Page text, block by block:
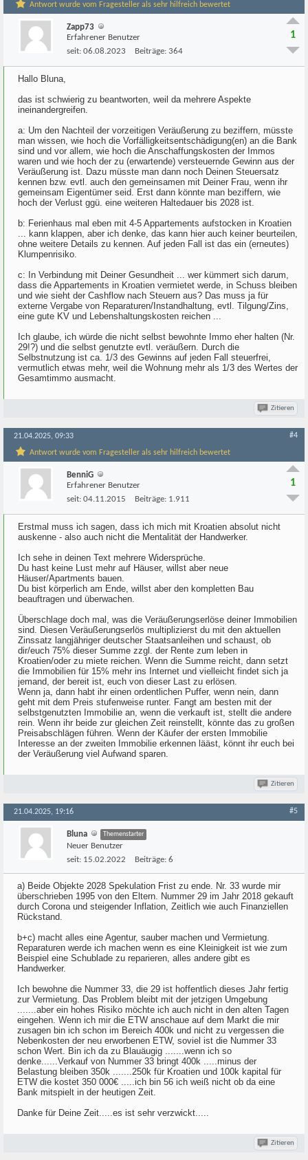
Antwort wurde vom Fragesteller als sehr hilfreich bewertet
Zapp73
Erfahrener Benutzer
seit: 06.08.2023 Beiträge: 364
1
Hallo Bluna,
das ist schwierig zu beantworten, weil da mehrere Aspekte
ineinandergreifen.
a: Um den Nachteil der vorzeitigen Veräußerung zu beziffern, müsste
man wissen, wie hoch die Vorfälligkeitsentschädigung(en) an die Bank
sind und vor allem, wie hoch die Anschaffungskosten der Immos
waren und wie hoch der zu (erwartende) versteuernde Gewinn aus der
Veräußerung ist. Dazu müsste man dann noch Deinen Steuersatz
kennen bzw. evtl. auch den gemeinsamen mit Deiner Frau, wenn ihr
gemeinsam Eigentümer seid. Erst dann könnte man beziffern, wie
hoch der Verlust ggü. eine weiteren Haltedauer bis 2028 ist.
b: Ferienhaus mal eben mit 4-5 Appartements aufstocken in Kroatien
... kann klappen, aber ich denke, das kann hier auch keiner beurteilen,
ohne weitere Details zu kennen. Auf jeden Fall ist das ein (erneutes)
Klumpenrisiko.
c: In Verbindung mit Deiner Gesundheit ... wer kümmert sich darum,
dass die Appartements in Kroatien vermietet werde, in Schuss bleiben
und wie sieht der Cashflow nach Steuern aus? Das muss ja für
externe Vergabe von Reparaturen/Instandhaltung, evtl. Tilgung/Zins,
eine gute KV und Lebenshaltungskosten reichen ...
Ich glaube, ich würde die nicht selbst bewohnte Immo eher halten (Nr.
29!?) und die selbst genutzte evtl. veräußern. Durch die
Selbstnutzung ist ca. 1/3 des Gewinns auf jeden Fall steuerfrei,
vermutlich etwas mehr, weil die Wohnung mehr als 1/3 des Wertes der
Gesamtimmo ausmacht.
Zitieren
21.04.2025, 09:33
Antwort wurde vom Fragesteller als sehr hilfreich bewertet
#4
BenniG
Erfahrener Benutzer
seit: 04.11.2015 Beiträge: 1.911
1
Erstmal muss ich sagen, dass ich mich mit Kroatien absolut nicht
auskenne - also auch nicht die Mentalität der Handwerker.
Ich sehe in deinen Text mehrere Widersprüche.
Du hast keine Lust mehr auf Häuser, willst aber neue
Häuser/Apartments bauen.
Du bist körperlich am Ende, willst aber den kompletten Bau
beauftragen und überwachen.
Überschlage doch mal, was die Veräußerungserlöse deiner Immobilien
sind. Diesen Veräußerungserlös multiplizierst du mit den aktuellen
Zinssatz langjähriger deutscher Staatsanleihen und schaust, ob
dir/euch 75% dieser Summe zzgl. der Rente zum leben in
Kroatien/oder zu miete reichen. Wenn die Summe reicht, dann setzt
die Immobilien für 15% mehr ins Internet und vielleicht findet sich ja
jemand, der bereit ist, euch von dieser Last zu erlösen.
Wenn ja, dann habt ihr einen ordentlichen Puffer, wenn nein, dann
geht mit dem Preis stufenweise runter. Fangt am besten mit der
selbstgenutzten Immobilie an, wenn die verkauft ist, stellt die andere
rein. Wenn ihr beide zur gleichen Zeit reinstellt, könnte das zu großen
Preisabschlägen führen. Wenn der Käufer der ersten Immobilie
Interesse an der zweiten Immobilie erkennen lääst, könnt ihr euch bei
der Veräußerung viel Aufwand sparen.
Zitieren
21.04.2025, 19:16 #5
Bluna Themenstarter
Neuer Benutzer
seit: 15.02.2022 Beiträge: 6
a) Beide Objekte 2028 Spekulation Frist zu ende. Nr. 33 wurde mir
überschrieben 1995 von den Eltern. Nummer 29 im Jahr 2018 gekauft
durch Corona und steigender Inflation, Zeitlich wie auch Finanziellen
Rückstand.
b+c) macht alles eine Agentur, sauber machen und Vermietung.
Reparaturen werde ich machen wenn es eine Kleinigkeit ist wie zum
Beispiel eine Schublade zu reparieren, alles andere gibt es
Handwerker.
Ich bewohne die Nummer 33, die 29 ist hoffentlich dieses Jahr fertig
zur Vermietung. Das Problem bleibt mit der jetzigen Umgebung
.......aber ein hohes Risiko möchte ich auch nicht in den alten Tagen
eingehen. Wenn ich mir die ETW anschaue auf dem Markt die mir
zusagen bin ich schon im Bereich 400k und nicht zu vergessen die
Nebenkosten der neu erworbenen ETW, soviel ist die Nummer 33
schon Wert. Bin ich da zu Blauäugig .......wenn ich so
denke......Verkauf von Nummer 33 bringt 400k .....minus der
Belastung bleiben 350k .......250k für Kroatien und 100k kapital für
ETW die kostet 350 000€ .....ich bin 56 ich weiß nicht ob da eine
Bank mitspielt in der heutigen Zeit.
Danke für Deine Zeit.....es ist sehr verzwickt.....
Zitieren